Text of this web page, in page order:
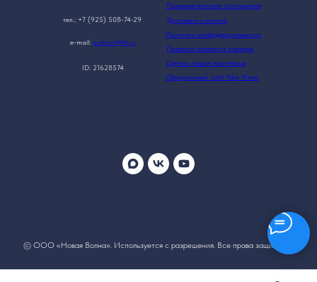
тел.: +7 (925) 508-74-29
e-mail: galinan@bk.ru
ID: 21628574
Пользовательское соглашение
Доставка и оплата
Политика конфиденциальности
Правила возврата товаров
Центры наших партнеров
Официальный сайт New Wave
© ООО «Новая Волна». Используется с разрешения. Все права защищены.